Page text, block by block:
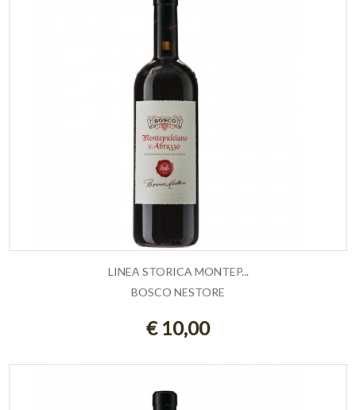
ESAURITO
LINEA STORICA MONTEP...
BOSCO NESTORE
€ 10,00